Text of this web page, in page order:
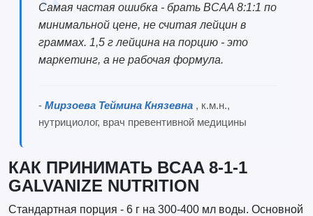
Самая частая ошибка - брать BCAA 8:1:1 по
минимальной цене, не считая лейцин в
граммах. 1,5 г лейцина на порцию - это
маркетинг, а не рабочая формула.
- Мирзоева Теймина Князевна , к.м.н.,
нутрициолог, врач превентивной медицины
КАК ПРИНИМАТЬ BCAA 8-1-1
GALVANIZE NUTRITION
Стандартная порция - 6 г на 300-400 мл воды. Основной